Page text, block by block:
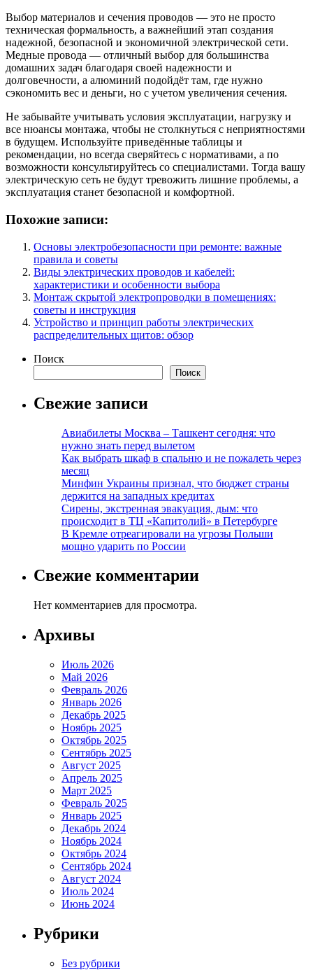
Выбор материалов и сечения проводов — это не просто
техническая формальность, а важнейший этап создания
надежной, безопасной и экономичной электрической сети.
Медные провода — отличный выбор для большинства
домашних задач благодаря своей надежности и
долговечности, а алюминий подойдёт там, где нужно
сэкономить вес и деньги, но с учетом увеличения сечения.
Не забывайте учитывать условия эксплуатации, нагрузку и
все нюансы монтажа, чтобы не столкнуться с неприятностями
в будущем. Используйте приведённые таблицы и
рекомендации, но всегда сверяйтесь с нормативами, а по
возможности консультируйтесь со специалистами. Тогда вашу
электрическую сеть не будут тревожить лишние проблемы, а
эксплуатация станет безопасной и комфортной.
Похожие записи:
Основы электробезопасности при ремонте: важные
правила и советы
Виды электрических проводов и кабелей:
характеристики и особенности выбора
Монтаж скрытой электропроводки в помещениях:
советы и инструкция
Устройство и принцип работы электрических
распределительных щитов: обзор
Поиск
Поиск
Свежие записи
Авиабилеты Москва – Ташкент сегодня: что
нужно знать перед вылетом
Как выбрать шкаф в спальню и не пожалеть через
месяц
Минфин Украины признал, что бюджет страны
держится на западных кредитах
Сирены, экстренная эвакуация, дым: что
происходит в ТЦ «Капитолий» в Петербурге
В Кремле отреагировали на угрозы Польши
мощно ударить по России
Свежие комментарии
Нет комментариев для просмотра.
Архивы
Июль 2026
Май 2026
Февраль 2026
Январь 2026
Декабрь 2025
Ноябрь 2025
Октябрь 2025
Сентябрь 2025
Август 2025
Апрель 2025
Март 2025
Февраль 2025
Январь 2025
Декабрь 2024
Ноябрь 2024
Октябрь 2024
Сентябрь 2024
Август 2024
Июль 2024
Июнь 2024
Рубрики
Без рубрики